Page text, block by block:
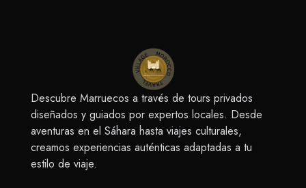
Descubre Marruecos a través de tours privados
diseñados y guiados por expertos locales. Desde
aventuras en el Sáhara hasta viajes culturales,
creamos experiencias auténticas adaptadas a tu
estilo de viaje.